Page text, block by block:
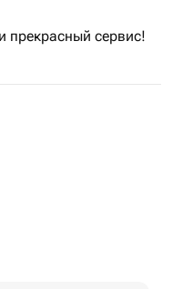
прекрасный сервис!